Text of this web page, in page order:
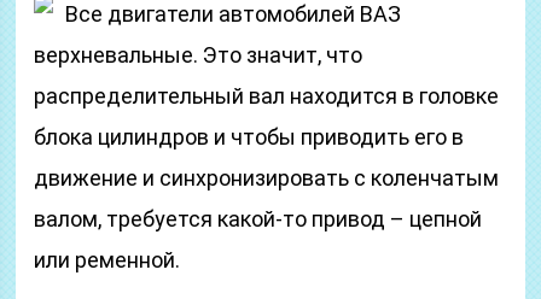
Все двигатели автомобилей ВАЗ
верхневальные. Это значит, что
распределительный вал находится в головке
блока цилиндров и чтобы приводить его в
движение и синхронизировать с коленчатым
валом, требуется какой-то привод – цепной
или ременной.